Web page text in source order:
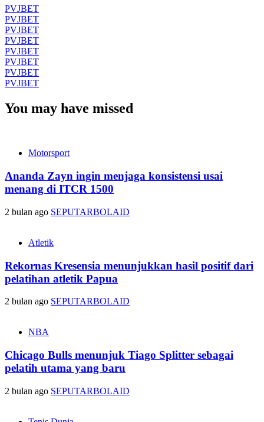
PVJBET
PVJBET
PVJBET
PVJBET
PVJBET
PVJBET
PVJBET
PVJBET
You may have missed
Motorsport
Ananda Zayn ingin menjaga konsistensi usai
menang di ITCR 1500
2 bulan ago SEPUTARBOLAID
Atletik
Rekornas Kresensia menunjukkan hasil positif dari
pelatihan atletik Papua
2 bulan ago SEPUTARBOLAID
NBA
Chicago Bulls menunjuk Tiago Splitter sebagai
pelatih utama yang baru
2 bulan ago SEPUTARBOLAID